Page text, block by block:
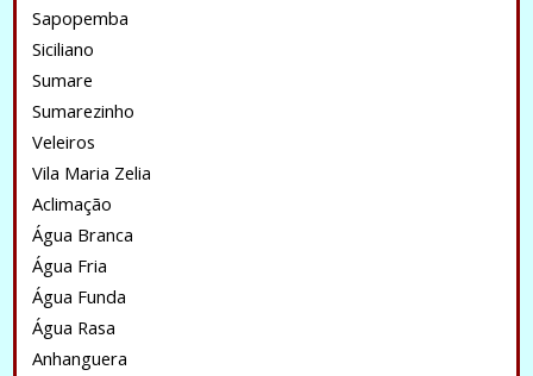
Sapopemba
Siciliano
Sumare
Sumarezinho
Veleiros
Vila Maria Zelia
Aclimação
Água Branca
Água Fria
Água Funda
Água Rasa
Anhanguera